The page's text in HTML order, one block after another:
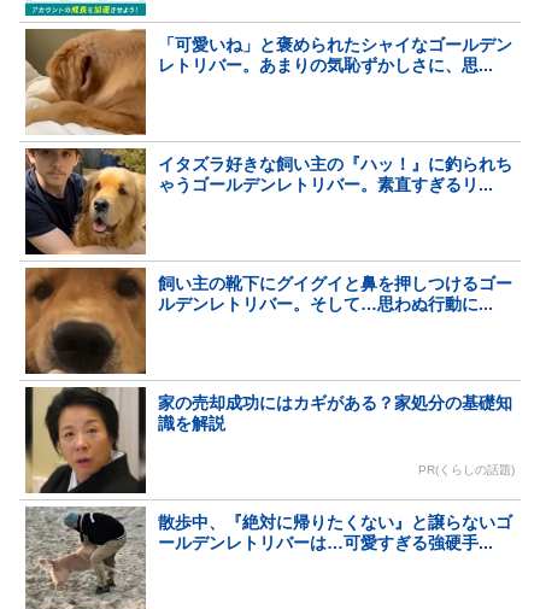
「可愛いね」と褒められたシャイなゴールデン
レトリバー。あまりの気恥ずかしさに、思...
イタズラ好きな飼い主の『ハッ！』に釣られち
ゃうゴールデンレトリバー。素直すぎるリ...
飼い主の靴下にグイグイと鼻を押しつけるゴー
ルデンレトリバー。そして…思わぬ行動に...
家の売却成功にはカギがある？家処分の基礎知
識を解説
PR(くらしの話題)
散歩中、『絶対に帰りたくない』と譲らないゴ
ールデンレトリバーは…可愛すぎる強硬手...